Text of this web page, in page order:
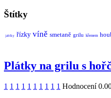
Štítky
jablky řízky víně smetaně grilu křenem
Plátky na grilu s
1 1 1 1 1 1 1 1 1 1 Hodnocení